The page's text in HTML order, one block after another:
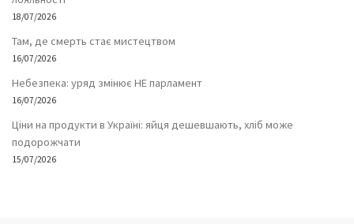
18/07/2026
Там, де смерть стає мистецтвом
16/07/2026
Небезпека: уряд змінює НЕ парламент
16/07/2026
Ціни на продукти в Україні: яйця дешевшають, хліб може
подорожчати
15/07/2026